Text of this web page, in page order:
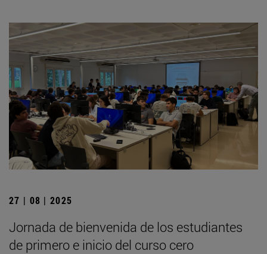
27 | 08 | 2025
Jornada de bienvenida de los estudiantes
de primero e inicio del curso cero